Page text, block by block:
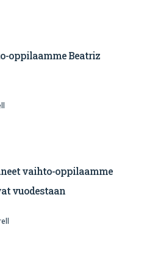
oppilaamme Beatriz
vaihto-oppilaamme
vuodestaan